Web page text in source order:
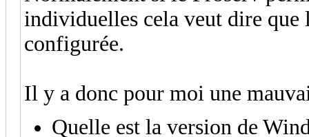
individuelles cela veut dire que
configurée.
Il y a donc pour moi une
Quelle est la version de